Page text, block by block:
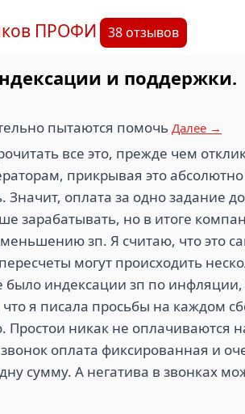
ПРОФИ 38 отзывов
и поддержки.
пытаются помочьДалее →
все это, прежде чем
прикрывая это
оплата за одно задание
зарабатывать, но в итоге
зп. Я считаю, что это
могут происходить
было индексации зп по
я писала просьбы на каждом
Простои никак не оплачиваются
оплата фиксированная и
сумму. А негатива в звонках